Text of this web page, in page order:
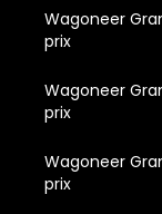
Wagoneer
prix
Wagoneer
prix
Wagoneer
prix